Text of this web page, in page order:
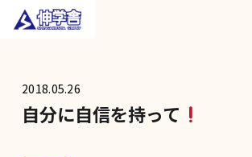
2018.05.26
自分に自信を持って